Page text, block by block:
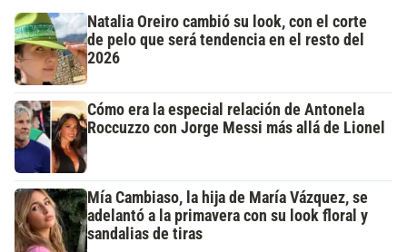
Natalia Oreiro cambió su look, con el corte
de pelo que será tendencia en el resto del
2026
Cómo era la especial relación de Antonela
Roccuzzo con Jorge Messi más allá de Lionel
Mía Cambiaso, la hija de María Vázquez, se
adelantó a la primavera con su look floral y
sandalias de tiras